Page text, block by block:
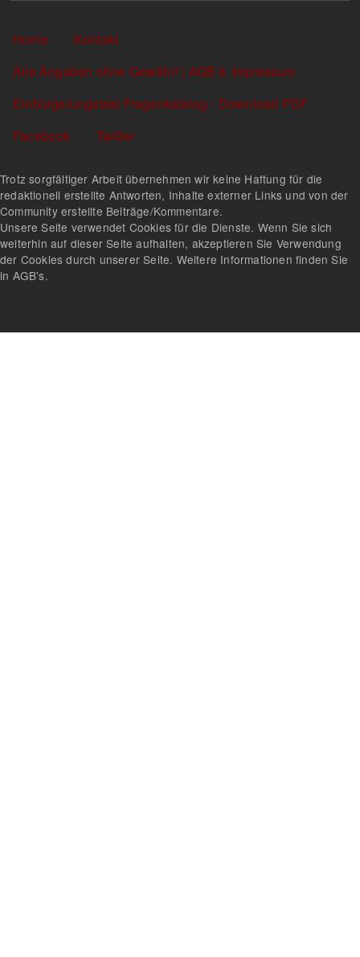
Sekundärlinks
Home
Kontakt
Alle Angaben ohne Gewähr! | AGB & Impressum
Einbürgerungstest Fragenkatalog - Download PDF
Facebook
Twitter
Trotz sorgfältiger Arbeit übernehmen wir keine Haftung für die
redaktionell erstellte Antworten, Inhalte externer Links und von der
Community erstellte Beiträge/Kommentare.
Unsere Seite verwendet Cookies für die Dienste. Wenn Sie sich
weiterhin auf dieser Seite aufhalten, akzeptieren Sie Verwendung
der Cookies durch unserer Seite. Weitere Informationen finden Sie
in AGB's.